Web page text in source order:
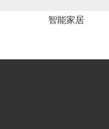
智能家居